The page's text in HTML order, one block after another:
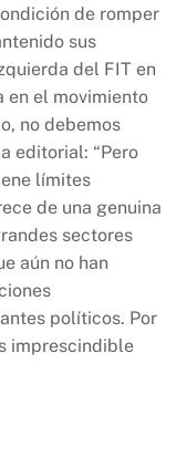
de romper
sus
del FIT en
en el movimiento
no debemos
editorial: “Pero
límites
de una genuina
sectores
aún no han
políticos. Por
imprescindible